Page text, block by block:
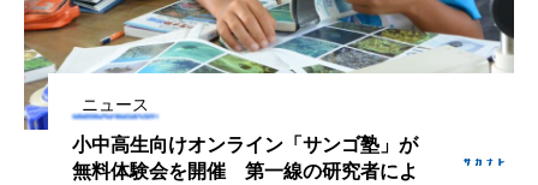
アサヒガニ アザアシ アシカ アジ
アッキガイ
アブラボテ アマガエル アマゴ
ニュース
小中高生向けオンライン「サンゴ塾」が
無料体験会を開催 第一線の研究者によ